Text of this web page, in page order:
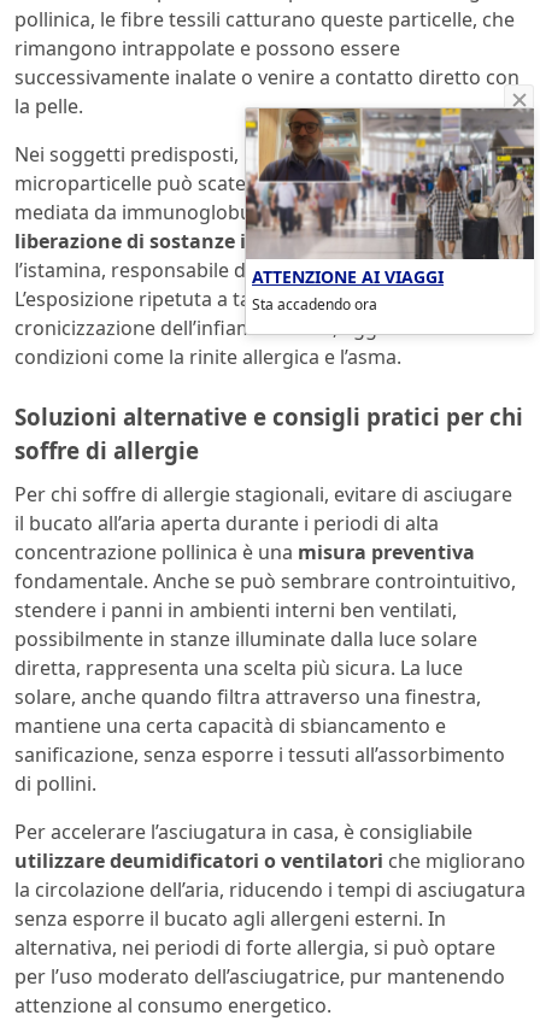
pollinica, le fibre tessili catturano queste particelle, che
rimangono intrappolate e possono essere
successivamente inalate o venire a contatto diretto con
la pelle.
Nei soggetti predisposti, il contatto con queste
microparticelle può scatenare una risposta immunitaria
mediata da immunoglobuline E (IgE), che induce la
liberazione di sostanze infiammatoriequali
l’istamina, responsabile di sintomi allergici.
L’esposizione ripetuta a tali allergeni può portare a una
cronicizzazione dell’infiammazione, aggravando
condizioni come la rinite allergica e l’asma.
Soluzioni alternative e consigli pratici per chi
soffre di allergie
Per chi soffre di allergie stagionali, evitare di asciugare
il bucato all’aria aperta durante i periodi di alta
concentrazione pollinica è una misura preventiva
fondamentale. Anche se può sembrare controintuitivo,
stendere i panni in ambienti interni ben ventilati,
possibilmente in stanze illuminate dalla luce solare
diretta, rappresenta una scelta più sicura. La luce
solare, anche quando filtra attraverso una finestra,
mantiene una certa capacità di sbiancamento e
sanificazione, senza esporre i tessuti all’assorbimento
di pollini.
Per accelerare l’asciugatura in casa, è consigliabile
utilizzare deumidificatori o ventilatori che migliorano
la circolazione dell’aria, riducendo i tempi di asciugatura
senza esporre il bucato agli allergeni esterni. In
alternativa, nei periodi di forte allergia, si può optare
per l’uso moderato dell’asciugatrice, pur mantenendo
attenzione al consumo energetico.
ATTENZIONE AI VIAGGI
Sta accadendo ora